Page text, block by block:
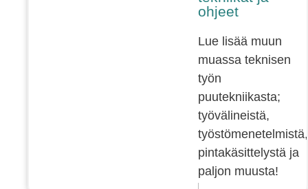
ohjeet
Lue lisää muun
muassa teknisen
työn
puutekniikasta;
työvälineistä,
työstömenetelmistä,
pintakäsittelystä ja
paljon muusta!